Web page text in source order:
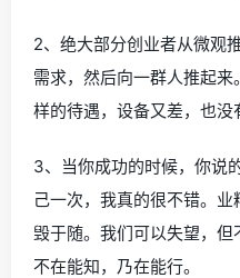
2、绝大部分创业者从微观
需求，然后向一群人推起
样的待遇，设备又差，也没
3、当你成功的时候，你说
己一次，我真的很不错。业
毁于随。我们可以失望，但
不在能知，乃在能行。